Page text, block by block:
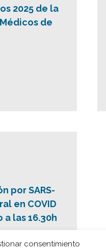
consentimiento
2025 de la
de
por SARS-
en COVID
las 16.30h